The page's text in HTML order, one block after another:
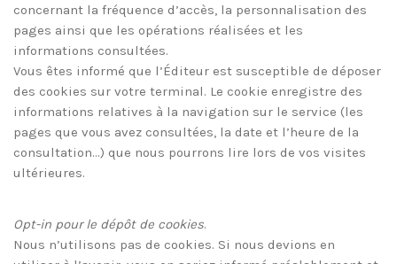
concernant la fréquence d’accès, la personnalisation des
pages ainsi que les opérations réalisées et les
informations consultées.
Vous êtes informé que l’Éditeur est susceptible de déposer
des cookies sur votre terminal. Le cookie enregistre des
informations relatives à la navigation sur le service (les
pages que vous avez consultées, la date et l’heure de la
consultation…) que nous pourrons lire lors de vos visites
ultérieures.
Opt-in pour le dépôt de cookies.
Nous n’utilisons pas de cookies. Si nous devions en